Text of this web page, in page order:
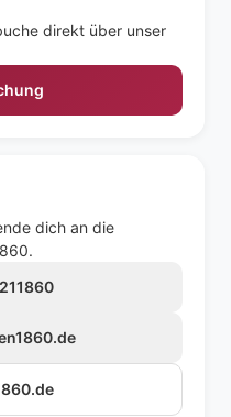
direkt über unser
dich an die